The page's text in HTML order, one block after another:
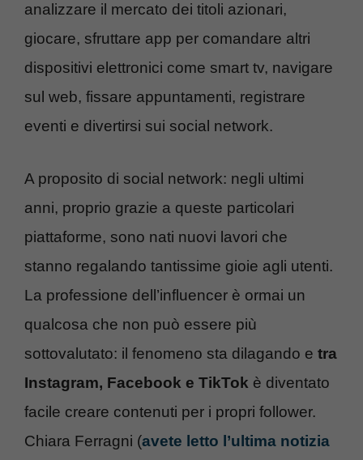
analizzare il mercato dei titoli azionari,
giocare, sfruttare app per comandare altri
dispositivi elettronici come smart tv, navigare
sul web, fissare appuntamenti, registrare
eventi e divertirsi sui social network.
A proposito di social network: negli ultimi
anni, proprio grazie a queste particolari
piattaforme, sono nati nuovi lavori che
stanno regalando tantissime gioie agli utenti.
La professione dell’influencer è ormai un
qualcosa che non può essere più
sottovalutato: il fenomeno sta dilagando e tra
Instagram, Facebook e TikTok è diventato
facile creare contenuti per i propri follower.
Chiara Ferragni (avete letto l’ultima notizia